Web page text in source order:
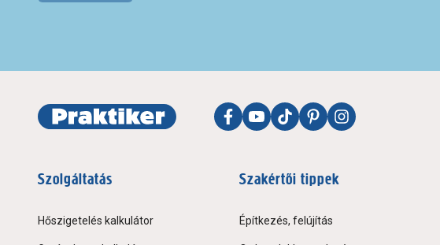
Szolgáltatás
Hőszigetelés kalkulátor
Szakértői tippek
Építkezés, felújítás